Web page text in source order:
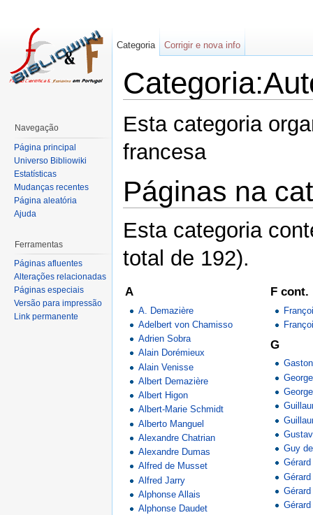
Esta categoria
francesa
Páginas na
Esta categoria
total de 192).
A
A. Demazière
Adelbert von Chamisso
Adrien Sobra
Alain Dorémieux
Alain Venisse
Albert Demazière
Albert Higon
Albert-Marie Schmidt
Alberto Manguel
Alexandre Chatrian
Alexandre Dumas
Alfred de Musset
Alfred Jarry
Alphonse Allais
Alphonse Daudet
F cont.
G
Guy
Categoria Corrigir e nova info
Navegação
Página principal
Universo Bibliowiki
Estatísticas
Mudanças recentes
Página aleatória
Ajuda
Ferramentas
Páginas afluentes
Alterações relacionadas
Páginas especiais
Versão para impressão
Link permanente